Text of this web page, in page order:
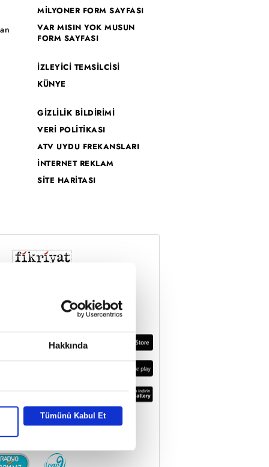
Hakkında
Tümünü Kabul Et
MİLYONER FORM SAYFASI
VAR MISIN YOK MUSUN
FORM SAYFASI
İZLEYİCİ TEMSİLCİSİ
KÜNYE
GİZLİLİK BİLDİRİMİ
VERİ POLİTİKASI
ATV UYDU FREKANSLARI
İNTERNET REKLAM
SİTE HARİTASI